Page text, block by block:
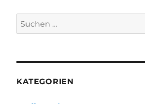
Suchen
nach:
KATEGORIEN